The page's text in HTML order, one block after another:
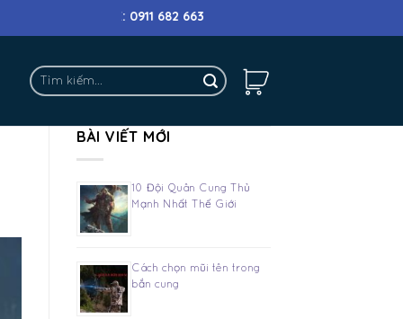
0911 682 663
Tìm
kiếm:
BÀI VIẾT MỚI
10 Đội Quân Cung Thủ
Mạnh Nhất Thế Giới
Cách chọn mũi tên trong
bắn cung